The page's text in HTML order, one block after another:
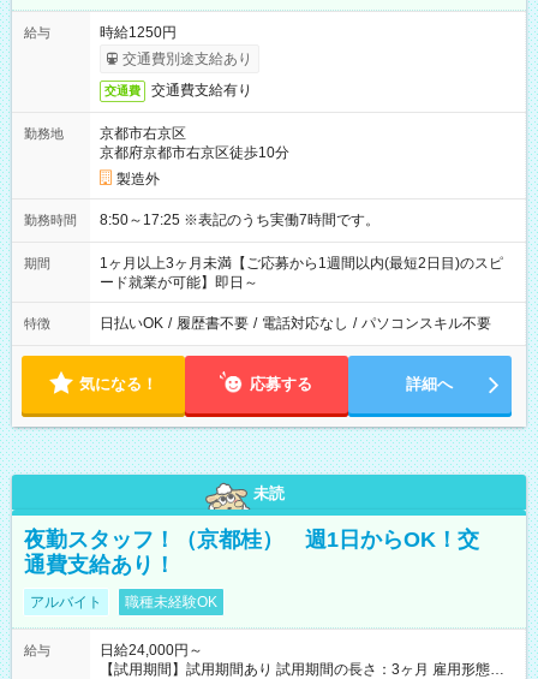
給与
時給1250円
交通費別途支給あり
交通費 交通費支給有り
勤務地
京都市右京区
京都府京都市右京区徒歩10分
製造外
勤務時間 8:50～17:25 ※表記のうち実働7時間です。
期間
1ヶ月以上3ヶ月未満【ご応募から1週間以内(最短2日目)のスピ
ード就業が可能】即日～
特徴 日払いOK / 履歴書不要 / 電話対応なし / パソコンスキル不要
気になる！ 応募する 詳細へ
未読
夜勤スタッフ！（京都桂） 週1日からOK！交
通費支給あり！
アルバイト 職種未経験OK
給与
日給24,000円～
【試用期間】試用期間あり 試用期間の長さ：3ヶ月 雇用形態、